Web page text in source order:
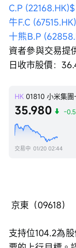
C.P (22168.HK)$
牛F.C
十熊B.P
資者參與交易提
日收市股價：
HK 01810 小米集
35.980 -
交易中 01/20 02:44
京東（09618）
支持位104.2為